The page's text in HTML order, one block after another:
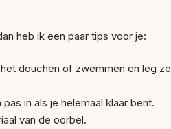
heb ik een paar tips voor je:
douchen of zwemmen en leg ze
in als je helemaal klaar bent.
van de oorbel.